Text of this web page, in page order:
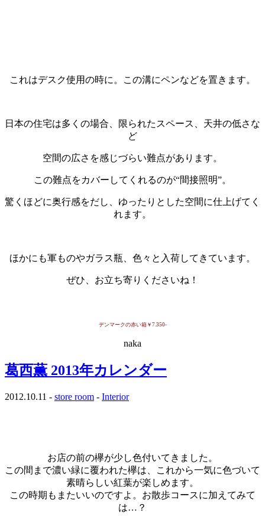
これはデスク使用の時に。この溝にペンなどを置きます。
日本の住宅は多くの場合、限られたスペース、天井の低さな
ど
空間の広さを感じづらい難点があります。
この難点をカバーしてくれるのが“間接照明”。
驚くほどに奥行感をだし、ゆったりとした空間に仕上げてく
れます。
ほかにも軍ものやガラス瓶、色々と入荷してきています。
ぜひ、お立ち寄りくださいね！
デンマークの赤い箱￥7.350-
naka
葛西薫 2013年カレンダー
2012.10.11 - store room - Interior
お店の前の欅が少し色付いてきました。
この間まで濃い緑に覆われた欅は、これから一気に色づいて
素晴らしい紅葉が楽しめます。
この時期もまたいいのですよ。お散歩コースに加えてみて
は…？